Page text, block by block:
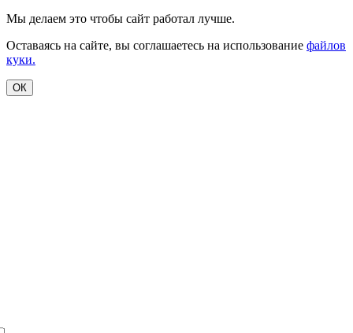
Мы делаем это чтобы сайт работал лучше.
Оставаясь на сайте, вы соглашаетесь на использование файлов
куки.
ОК